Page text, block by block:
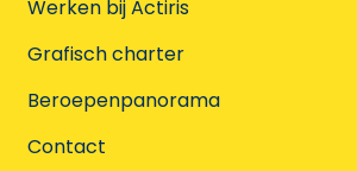
Werken bij Actiris
Grafisch charter
Beroepenpanorama
Contact